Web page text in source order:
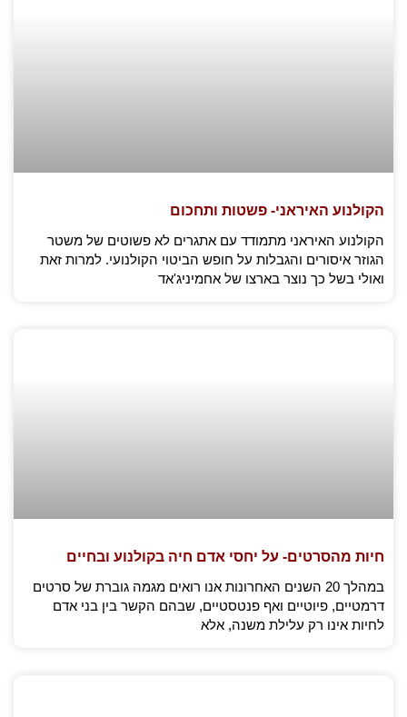
הקולנוע האיראני- פשטות ותחכום
הקולנוע האיראני מתמודד עם אתגרים לא פשוטים של משטר
הגוזר איסורים והגבלות על חופש הביטוי הקולנועי. למרות זאת
ואולי בשל כך נוצר בארצו של אחמיניג'אד
חיות מהסרטים- על יחסי אדם חיה בקולנוע ובחיים
במהלך 20 השנים האחרונות אנו רואים מגמה גוברת של סרטים
דרמטיים, פיוטיים ואף פנטסטיים, שבהם הקשר בין בני אדם
לחיות אינו רק עלילת משנה, אלא